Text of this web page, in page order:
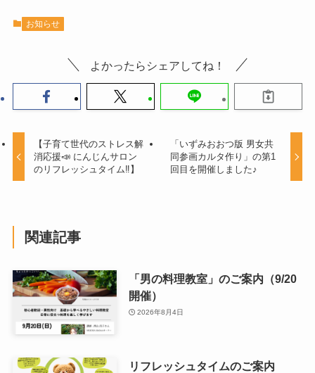
お知らせ
よかったらシェアしてね！
【子育て世代のストレス解
消応援📣 にんじんサロン
のリフレッシュタイム‼️】
「いずみおおつ版 男女共
同参画カルタ作り」の第1
回目を開催しました♪
関連記事
「男の料理教室」のご案内（9/20
開催）
2026年8月4日
リフレッシュタイムのご案内